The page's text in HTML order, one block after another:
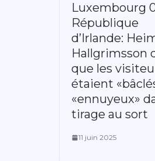
Luxembourg
République
d’Irlande:
Hallgrimsson
que les
étaient
«ennuyeux»
tirage au sort
11 juin 2025